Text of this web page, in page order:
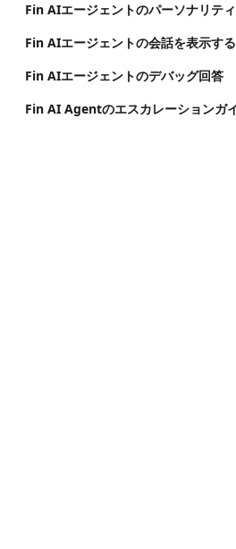
Fin AIエージェントの会話を表示する
Fin AIエージェントのデバッグ回答